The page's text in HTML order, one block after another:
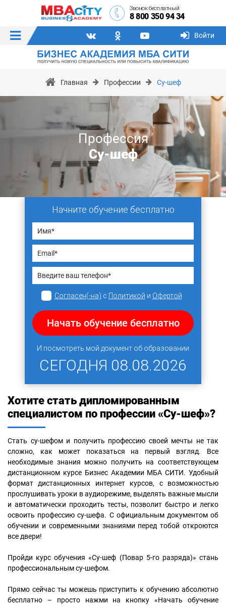
Звонок бесплатный
8 800 350 94 34
Войти
Главная Профессии Су-шеф
Профессия
Су-шеф
Начните обучение бесплатно
Согласен(-на) с Политикой и Офертой
Начать обучение бесплатно
И посмотреть мой документ об образовании
СЕГОДНЯ 08.08.2026
Хотите стать дипломированным
специалистом по профессии «Су-шеф»?
Стать су-шефом и получить профессию своей мечты не так
сложно, как может показаться на первый взгляд. Все
необходимые знания можно получить на соответствующем
дистанционном курсе Бизнес Академии МБА СИТИ. Удобный
формат дистанционных интернет курсов, с возможностью
прослушивать уроки в аудиорежиме, выделять важные мысли
и автоматически проходить тесты, позволит быстро и легко
освоить профессию су-шефа. С официальным документом об
обучении и современными знаниями перед тобой откроются
все двери!
Пройди курс обучения «Су-шеф (Повар 5-го разряда)» стань
профессиональным су-шефом.
Прямо сейчас ты можешь приступить к обучению абсолютно
бесплатно – просто нажми на кнопку «Начать обучение